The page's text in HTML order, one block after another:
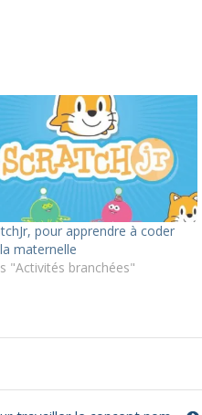
pour apprendre à coder
maternelle
"Activités branchées"